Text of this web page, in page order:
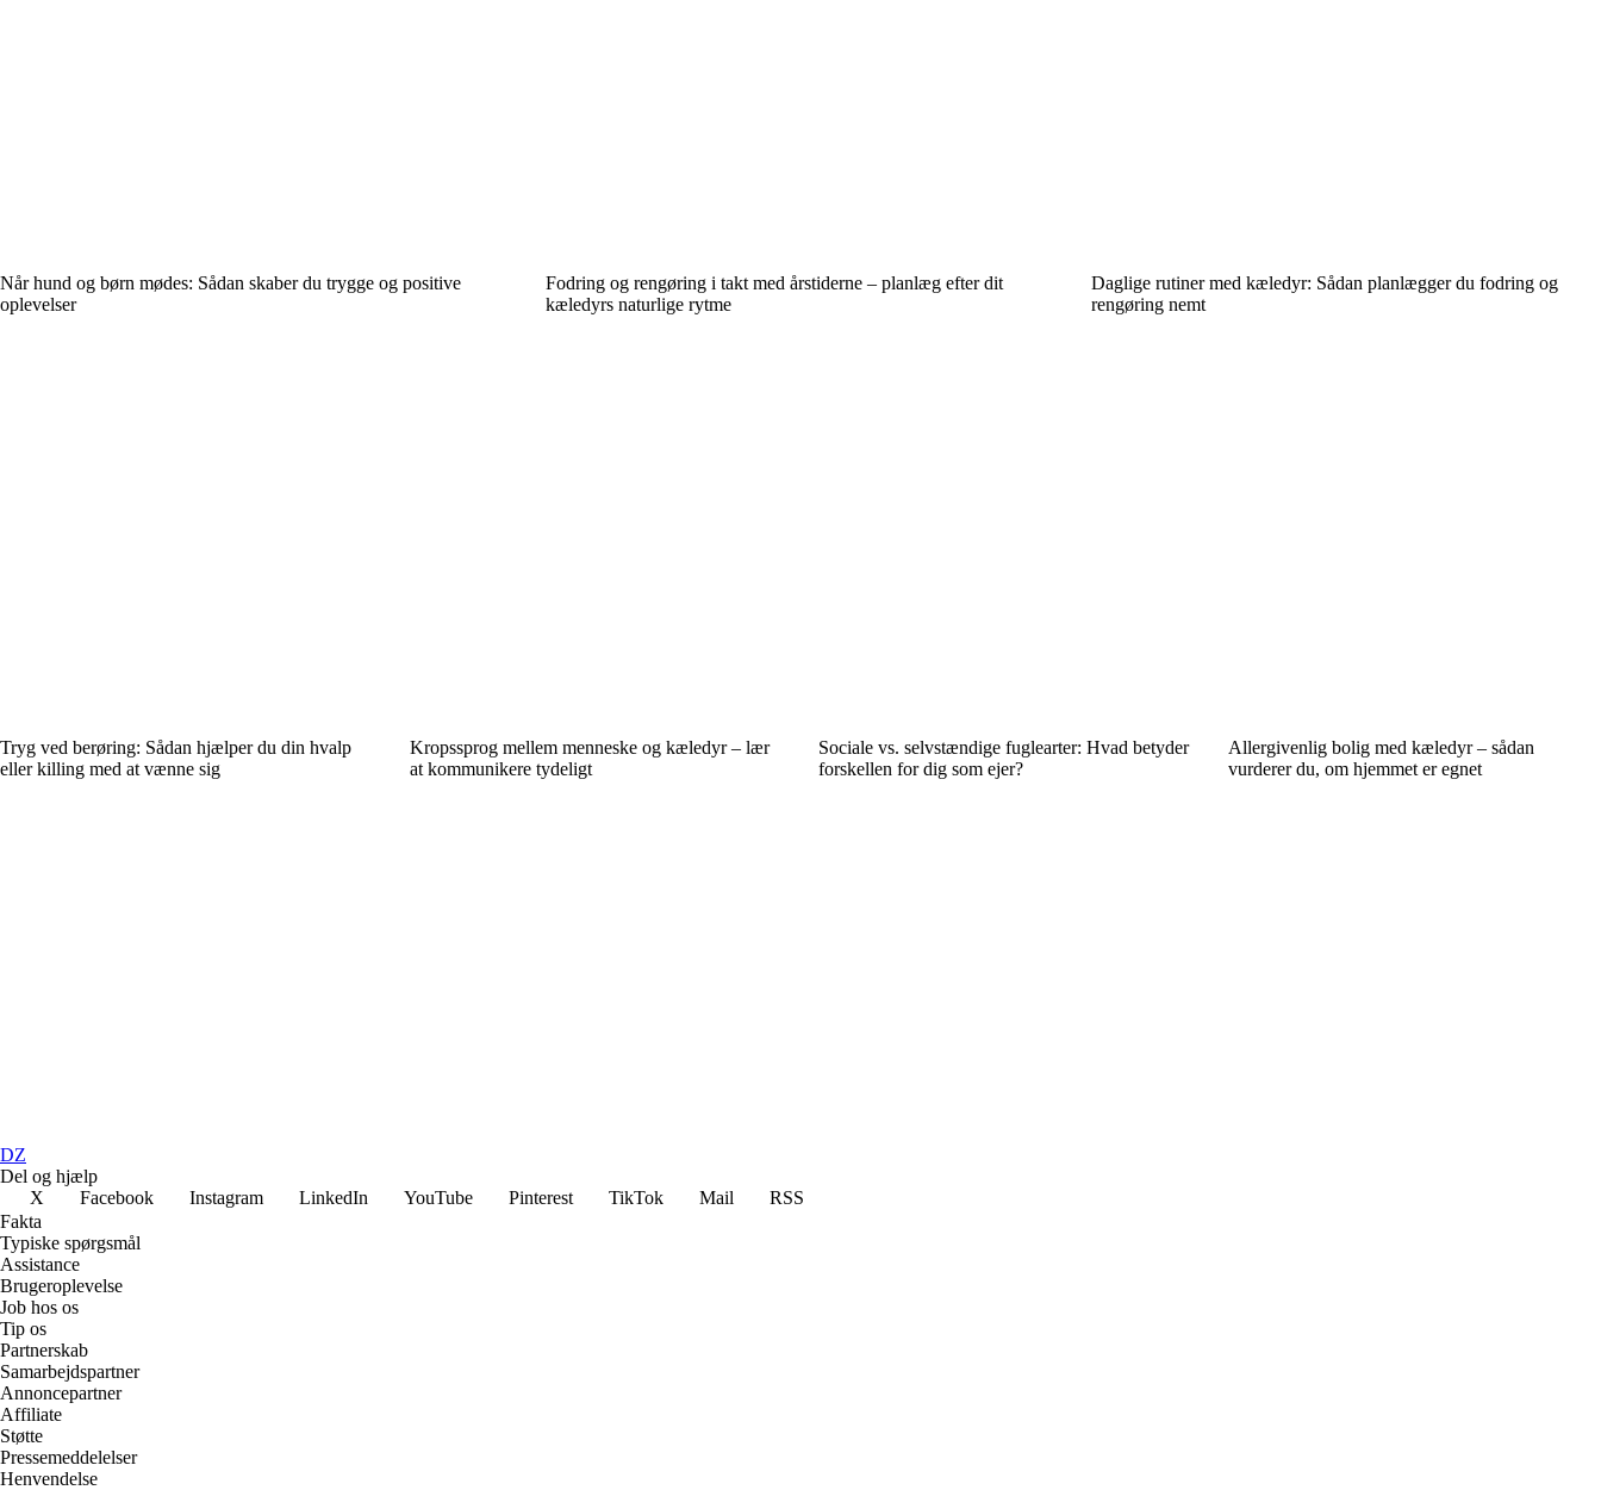
Når hund og børn mødes: Sådan skaber du trygge og positive
oplevelser
Fodring og rengøring i takt med årstiderne – planlæg efter dit
kæledyrs naturlige rytme
Daglige rutiner med kæledyr: Sådan planlægger du fodring og
rengøring nemt
Tryg ved berøring: Sådan hjælper du din hvalp
eller killing med at vænne sig
Kropssprog mellem menneske og kæledyr – lær
at kommunikere tydeligt
Sociale vs. selvstændige fuglearter: Hvad betyder
forskellen for dig som ejer?
Allergivenlig bolig med kæledyr – sådan
vurderer du, om hjemmet er egnet
DZ
Del og hjælp
X
Facebook Instagram LinkedIn YouTube Pinterest TikTok Mail
RSS
Fakta
Typiske spørgsmål
Assistance
Brugeroplevelse
Job hos os
Tip os
Partnerskab
Samarbejdspartner
Annoncepartner
Affiliate
Støtte
Pressemeddelelser
Henvendelse